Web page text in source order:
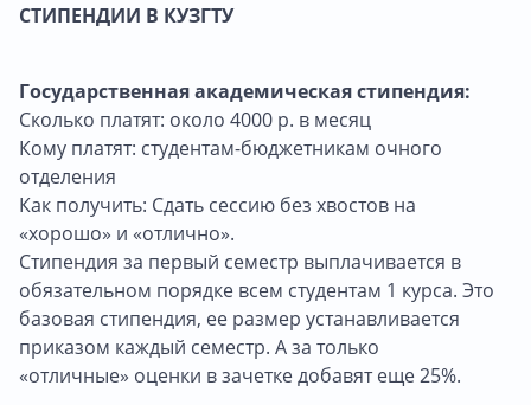
СТИПЕНДИИ В КУЗГТУ
Государственная академическая стипендия:
Сколько платят: около 4000 р. в месяц
Кому платят: студентам-бюджетникам очного
отделения
Как получить: Сдать сессию без хвостов на
«хорошо» и «отлично».
Стипендия за первый семестр выплачивается в
обязательном порядке всем студентам 1 курса. Это
базовая стипендия, ее размер устанавливается
приказом каждый семестр. А за только
«отличные» оценки в зачетке добавят еще 25%.